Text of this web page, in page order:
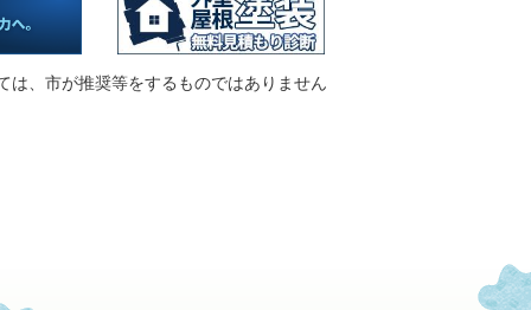
、市が推奨等をするものではありません